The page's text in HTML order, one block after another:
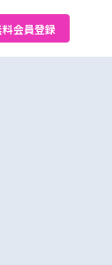
料会員登録